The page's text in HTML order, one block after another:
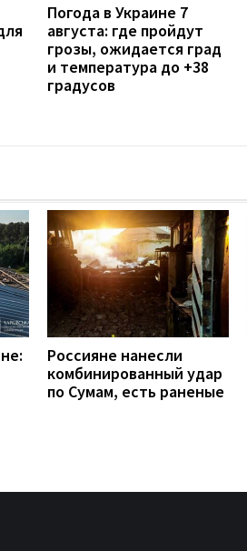
Погода в Украине 7
августа: где пройдут
грозы, ожидается град
и температура до +38
градусов
Россияне нанесли
комбинированный удар
по Сумам, есть раненые